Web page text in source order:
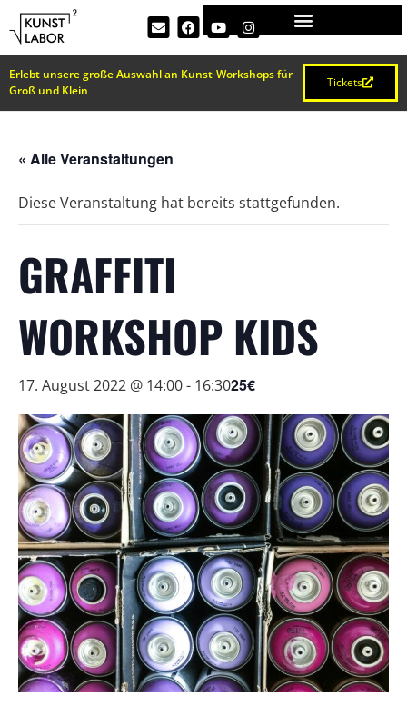
Erlebt unsere große Auswahl an Kunst-Workshops für
Groß und Klein
Tickets
« Alle Veranstaltungen
Diese Veranstaltung hat bereits stattgefunden.
GRAFFITI
WORKSHOP KIDS
17. August 2022 @ 14:00- 16:3025€